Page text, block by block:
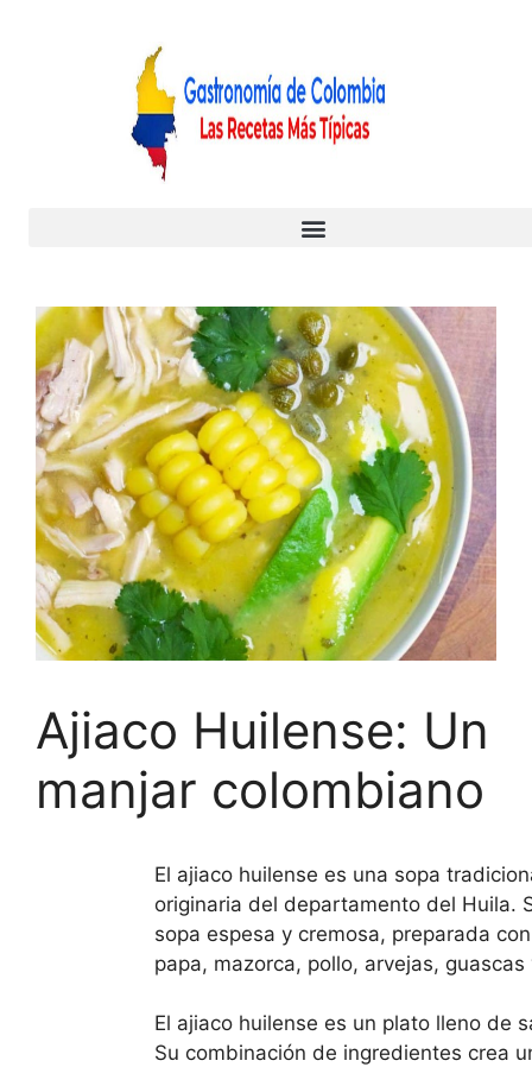
Ajiaco Huilense: Un
manjar colombiano
El ajiaco huilense es una sopa
originaria del departamento del Huila.
sopa espesa y cremosa, preparada
papa, mazorca, pollo, arvejas,
El ajiaco huilense es un plato lleno de
Su combinación de ingredientes crea